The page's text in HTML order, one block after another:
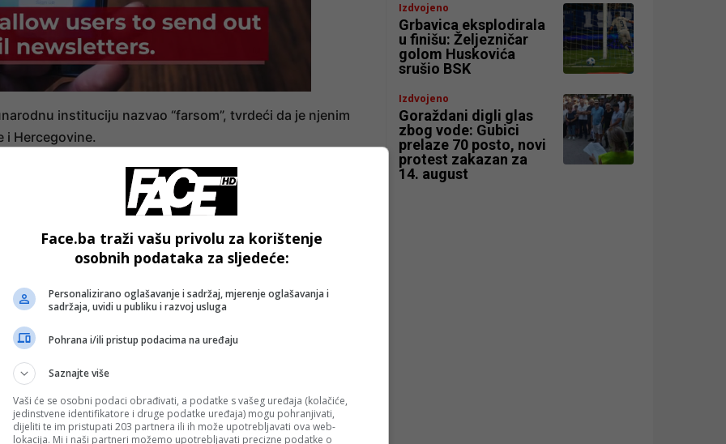
instituciju nazvao “farsom”, tvrdeći da je njenim
i Hercegovine.
i Ustava BiH. Svojim radom je srušio ustavni poredak u
očekujem ništa posebno od njegove sjednice“, napisao
a izrazio je očekivanje da će administracija američkog
voditi drugačiju politiku, bez nametanja
zatvaranju OHR-a.
za svoja prava, ali je naglasio da ne postoji namjera
i Hercegovini.
- OGLAS -
Izdvojeno
Grbavica eksplodirala
u finišu: Željezničar
golom Huskovića
srušio BSK
Izdvojeno
Goraždani digli glas
zbog vode: Gubici
prelaze 70 posto, novi
protest zakazan za
14. august
Face.ba traži vašu privolu za korištenje
osobnih podataka za sljedeće:
Personalizirano oglašavanje i sadržaj, mjerenje oglašavanja i
sadržaja, uvidi u publiku i razvoj usluga
Pohrana i/ili pristup podacima na uređaju
Saznajte više
Vaši će se osobni podaci obrađivati, a podatke s vašeg uređaja (kolačiće,
jedinstvene identifikatore i druge podatke uređaja) mogu pohranjivati,
dijeliti te im pristupati 203 partnera ili ih može upotrebljavati ova web-
lokacija. Mi i naši partneri možemo upotrebljavati precizne podatke o